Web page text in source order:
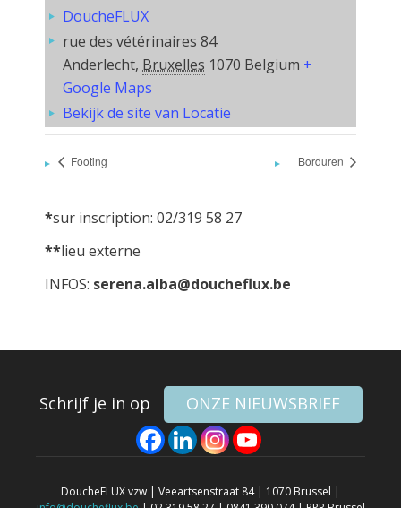
DoucheFLUX
rue des vétérinaires 84
Anderlecht, Bruxelles 1070 Belgium +
Google Maps
Bekijk de site van Locatie
Footing Borduren
*sur inscription: 02/319 58 27
**lieu externe
INFOS: serena.alba@doucheflux.be
Schrijf je in op ONZE NIEUWSBRIEF
DoucheFLUX vzw | Veeartsenstraat 84 | 1070 Brussel |